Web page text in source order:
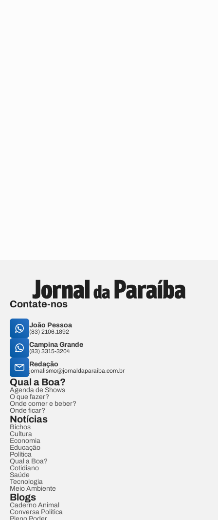
Contate-nos
João Pessoa
(83) 2106.1892
Campina Grande
(83) 3315-3204
Redação
jornalismo@jornaldaparaiba.com.br
Qual a Boa?
Agenda de Shows
O que fazer?
Onde comer e beber?
Onde ficar?
Notícias
Bichos
Cultura
Economia
Educação
Política
Qual a Boa?
Cotidiano
Saúde
Tecnologia
Meio Ambiente
Blogs
Caderno Animal
Conversa Política